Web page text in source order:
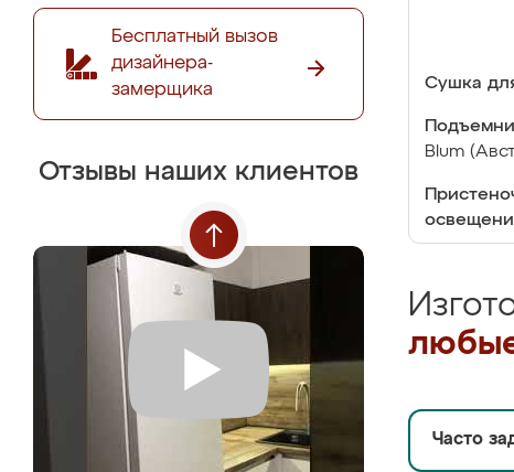
Бесплатный вызов
дизайнера-
замерщика
Отзывы наших клиентов
Сушка
Blum
Часто